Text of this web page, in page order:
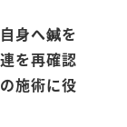
身へ鍼を
を再確認
施術に役